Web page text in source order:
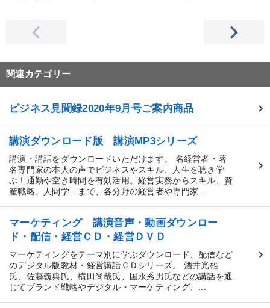
関連カテゴリー
ビジネス見聞録2020年9月号ご案内商品
講演ダウンロード版 講演MP3シリーズ
講演・講話をダウンロードいただけます。 名経営者・著
名専門家の本人の声でビジネスやスキル、人生を聴き学
ぶ！通勤や空き時間を有効活用。経営実務からスキル、資
産戦略、人間学…まで、各分野の経営者や専門家...
マーケティング 講演音声・動画ダウンロー
ド・配信・経営ＣＤ・経営ＤＶＤ
マーケティングをテーマ別に学ぶダウンロード、配信など
のデジタル版教材・経営講話ＣＤシリーズ。 酒井光雄
氏、佐藤義典氏、横田尚哉氏、国永秀男氏などの講話を通
じてブランド戦略やデジタル・マーケティング、...